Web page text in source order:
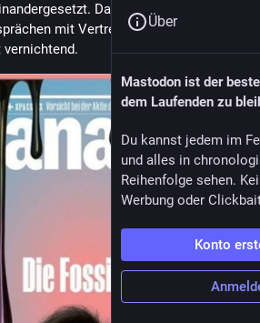
Das Urteil, gefällt auf
mit Vertretern der deutschen
Über
Mastodon ist der
dem Laufenden zu
Du kannst jedem im
und alles in
Reihenfolge sehen.
Werbung oder
Konto